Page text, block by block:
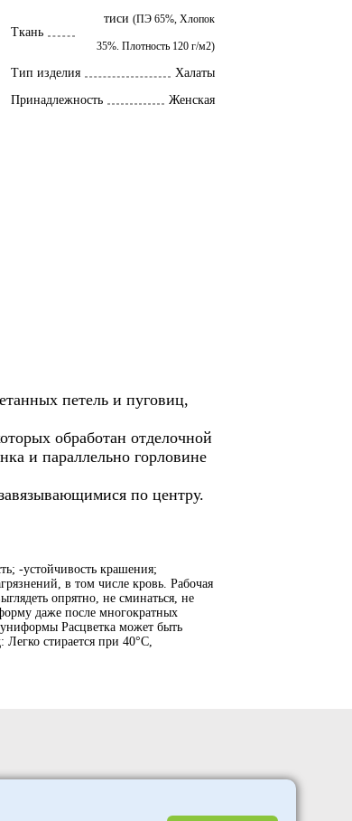
Ткань
тиси(ПЭ 65%, Хлопок
35%. Плотность 120 г/м2)
Тип изделия
Халаты
Принадлежность
Женская
петель и пуговиц,
обработан отделочной
и параллельно горловине
по центру.
-устойчивость крашения;
в том числе кровь. Рабочая
опрятно, не сминаться, не
даже после многократных
униформы Расцветка может быть
стирается при 40°С,